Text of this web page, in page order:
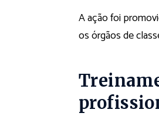
A ação foi
os órgãos de